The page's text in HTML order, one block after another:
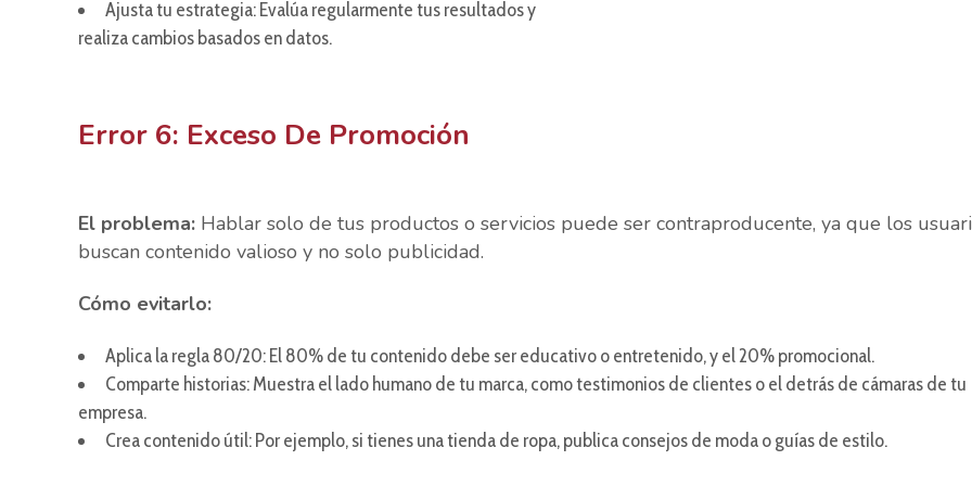
Ajusta tu estrategia: Evalúa regularmente tus resultados y
realiza cambios basados en datos.
Error 6: Exceso De Promoción
El problema: Hablar solo de tus productos o servicios puede ser contraproducente, ya que los
buscan contenido valioso y no solo publicidad.
Cómo evitarlo:
Aplica la regla 80/20: El 80% de tu contenido debe ser educativo o entretenido, y el 20% promocional.
Comparte historias: Muestra el lado humano de tu marca, como testimonios de clientes o el detrás de cámaras de tu
empresa.
Crea contenido útil: Por ejemplo, si tienes una tienda de ropa, publica consejos de moda o guías de estilo.